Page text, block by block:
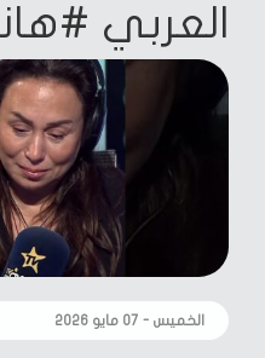
العربي
الخميس - ٠٧ مايو ٢٠٢٦